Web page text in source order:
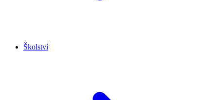
Školství